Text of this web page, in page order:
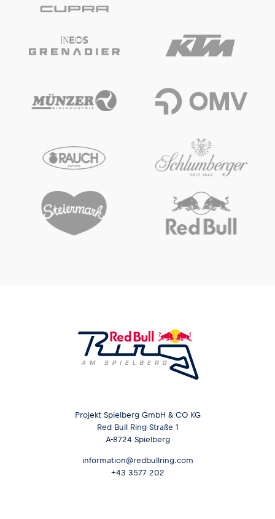
Projekt Spielberg GmbH & CO KG
Red Bull Ring Straße 1
A-8724 Spielberg
information@redbullring.com
+43 3577 202